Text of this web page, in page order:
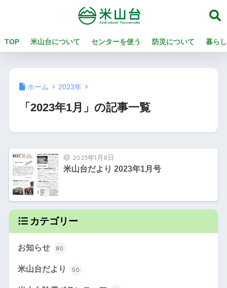
TOP 米山台について センターを使う 防災について 暮ら
ホーム 2023年
「2023年1月」の記事一覧
2023年1月8日
米山台だより 2023年1月号
カテゴリー
お知らせ 80
米山台だより 50